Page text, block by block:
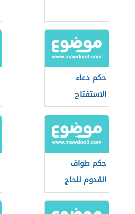
حكم دعاء
الاستفتاح
حكم طواف
القدوم للحاج
والمعتمر